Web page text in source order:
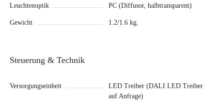
Leuchtenoptik PC (Diffusor, halbtransparent)
Gewicht 1.2/1.6 kg.
Steuerung & Technik
Versorgungseinheit
LED Treiber (DALI LED Treiber
auf Anfrage)